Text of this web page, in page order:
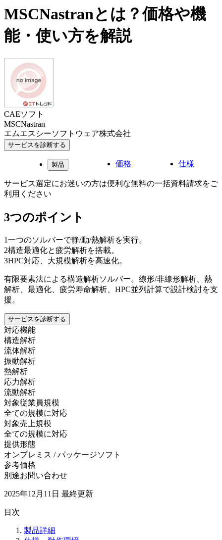
MSCNastranとは？価格や機
能・使い方を解説
CAEソフト
MSCNastran
エムエスシーソフトウェア株式会社
サービスを診断する
製品 価格 仕様
サービス選定にお迷いの方は便利な無料の一括資料請求をご
利用ください
3つのポイント
1一つのソルバーで静/動/熱解析を実行。
2構造最適化と疲労解析を搭載。
3HPC対応、大規模解析を高速化。
有限要素法による構造解析ソルバー。線形/非線形解析、熱
解析、最適化、疲労寿命解析、HPC並列計算で設計検討を支
援。
サービスを診断する
対応機能
構造解析
流体解析
振動解析
熱解析
応力解析
流動解析
対象従業員規模
全ての規模に対応
対象売上規模
全ての規模に対応
提供形態
オンプレミス / パッケージソフト
参考価格
別途お問い合わせ
2025年12月11日 最終更新
目次
製品詳細